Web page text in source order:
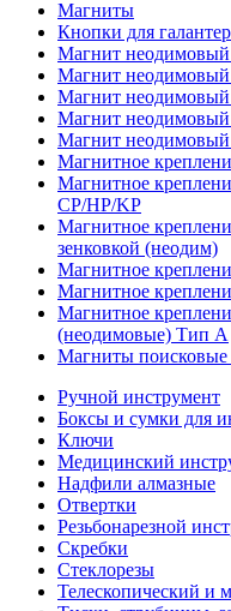
Магниты
Кнопки для
Магнит неодимовый
Магнит
Магнит
Магнит
Магнит
Магнитное
Магнитное
CP/HP/KP
Магнитное
зенковкой (неодим)
Магнитное
Магнитное
Магнитное
(неодимовые) Тип А
Магниты
Ручной инструмент
Боксы и сумки для
Ключи
Медицинский
Надфили алмазные
Отвертки
Резьбонарезной
Скребки
Стеклорезы
Телескопический и